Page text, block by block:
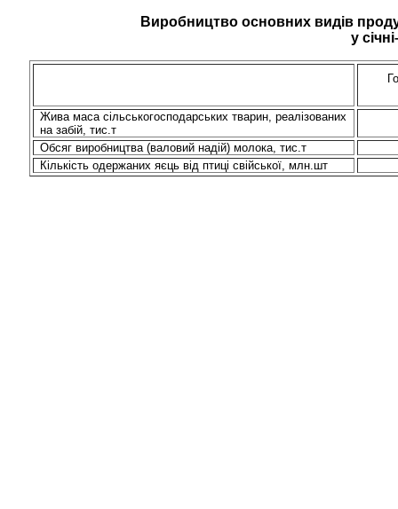
Виробництво основних видів
у січні
Жива маса сільськогосподарських тварин, реалізованих
на забій, тис.т
Обсяг виробництва (валовий надій) молока, тис.т
Кількість одержаних яєць від птиці свійської, млн.шт